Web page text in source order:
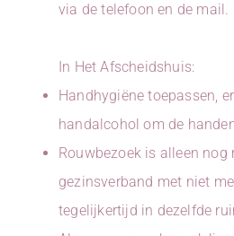
via de telefoon en de mail.
In Het Afscheidshuis:
Handhygiëne toepassen,
handalcohol om de
Rouwbezoek is alleen nog
gezinsverband met niet
tegelijkertijd in dezelfde